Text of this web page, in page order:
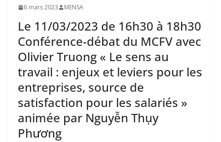
6 mars 2023 MENSA
Le 11/03/2023 de 16h30 à 18h30
Conférence-débat du MCFV avec
Olivier Truong « Le sens au
travail : enjeux et leviers pour les
entreprises, source de
satisfaction pour les salariés »
animée par Nguyễn Thụy
Phương